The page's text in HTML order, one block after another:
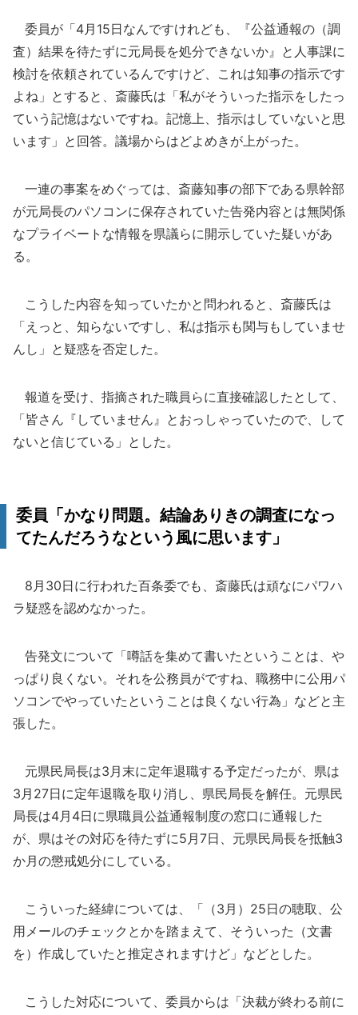
委員が「4月15日なんですけれども、『公益通報の（調
査）結果を待たずに元局長を処分できないか』と人事課に
検討を依頼されているんですけど、これは知事の指示です
よね」とすると、斎藤氏は「私がそういった指示をしたっ
ていう記憶はないですね。記憶上、指示はしていないと思
います」と回答。議場からはどよめきが上がった。
一連の事案をめぐっては、斎藤知事の部下である県幹部
が元局長のパソコンに保存されていた告発内容とは無関係
なプライベートな情報を県議らに開示していた疑いがあ
る。
こうした内容を知っていたかと問われると、斎藤氏は
「えっと、知らないですし、私は指示も関与もしていませ
んし」と疑惑を否定した。
報道を受け、指摘された職員らに直接確認したとして、
「皆さん『していません』とおっしゃっていたので、して
ないと信じている」とした。
委員「かなり問題。結論ありきの調査になっ
てたんだろうなという風に思います」
8月30日に行われた百条委でも、斎藤氏は頑なにパワハ
ラ疑惑を認めなかった。
告発文について「噂話を集めて書いたということは、や
っぱり良くない。それを公務員がですね、職務中に公用パ
ソコンでやっていたということは良くない行為」などと主
張した。
元県民局長は3月末に定年退職する予定だったが、県は
3月27日に定年退職を取り消し、県民局長を解任。元県民
局長は4月4日に県職員公益通報制度の窓口に通報した
が、県はその対応を待たずに5月7日、元県民局長を抵触3
か月の懲戒処分にしている。
こういった経緯については、「（3月）25日の聴取、公
用メールのチェックとかを踏まえて、そういった（文書
を）作成していたと推定されますけど」などとした。
こうした対応について、委員からは「決裁が終わる前に